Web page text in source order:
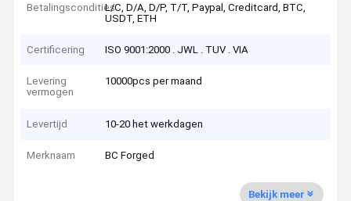
BetalingsconditiesL/C, D/A, D/P, T/T, Paypal, Creditcard, BTC,
USDT, ETH
Certificering ISO 9001:2000 . JWL . TUV . VIA
Levering
vermogen
10000pcs per maand
Levertijd 10-20 het werkdagen
Merknaam BC Forged
Bekijk meer